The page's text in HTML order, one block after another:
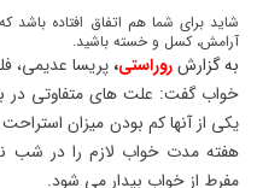
شاید برای شما هم اتفاق افتاده
آرامش، کسل و خسته باشید.
به گزارشروراستی، پریسا عدیمی،
خواب گفت: علت های متفاوتی در
یکی از آنها کم بودن میزان
هفته مدت خواب لازم را در شب
مفرط از خواب بیدار می شود.